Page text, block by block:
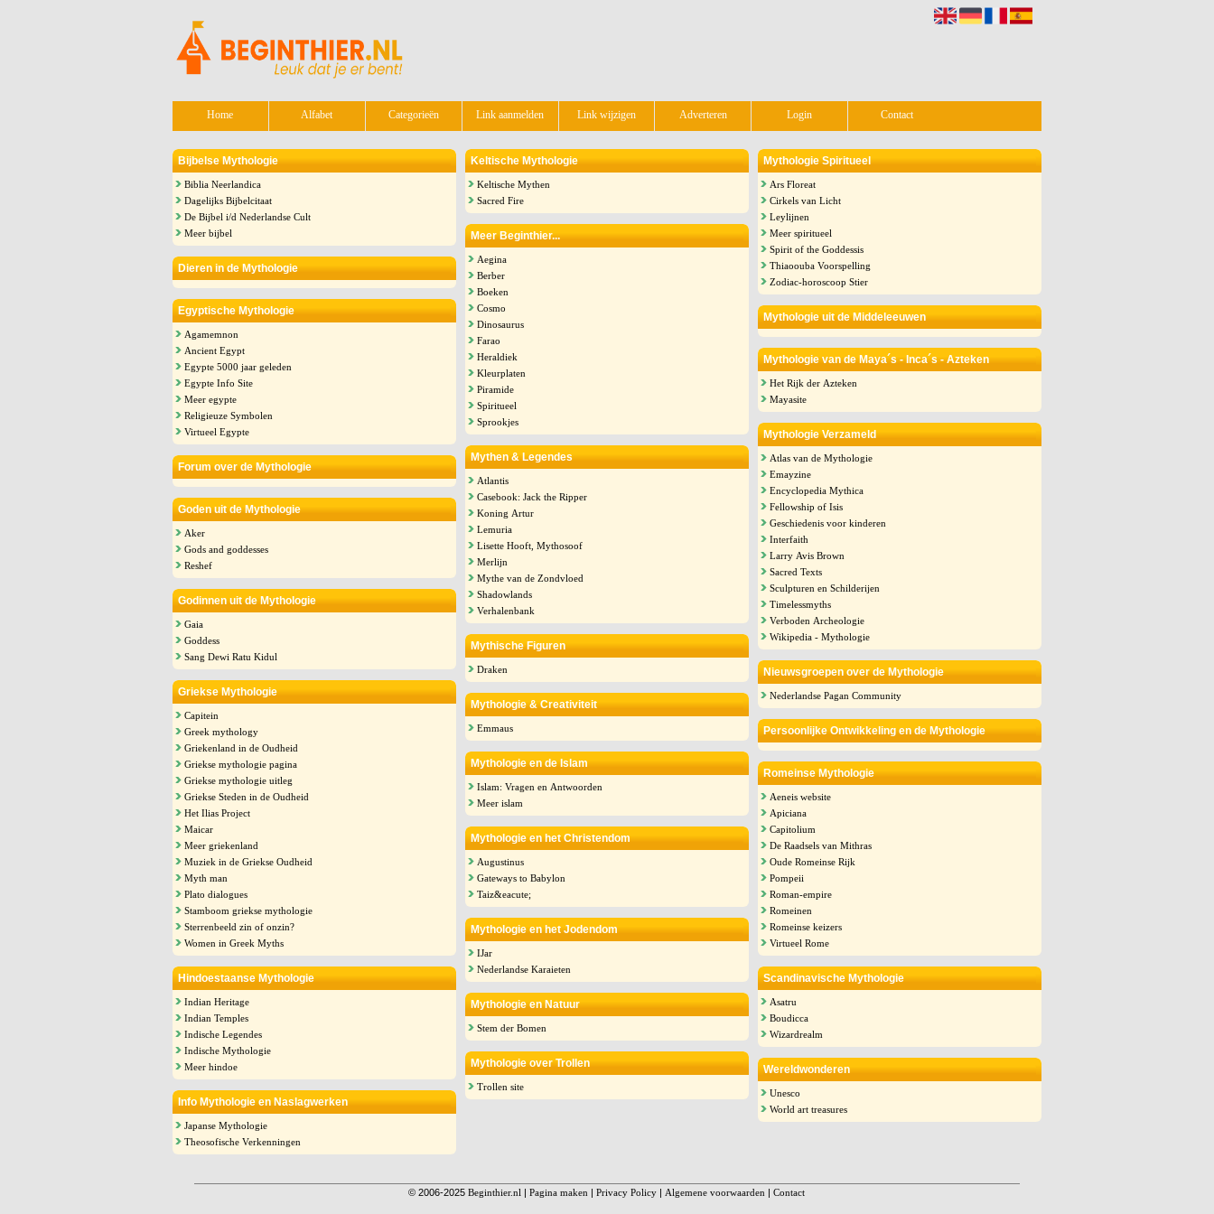
Home Alfabet Categorieën Link aanmelden Link wijzigen Adverteren Login Contact
Bijbelse Mythologie
Biblia Neerlandica
Dagelijks Bijbelcitaat
De Bijbel i/d Nederlandse Cult
Meer bijbel
Dieren in de Mythologie
Egyptische Mythologie
Agamemnon
Ancient Egypt
Egypte 5000 jaar geleden
Egypte Info Site
Meer egypte
Religieuze Symbolen
Virtueel Egypte
Forum over de Mythologie
Goden uit de Mythologie
Aker
Gods and goddesses
Reshef
Godinnen uit de Mythologie
Gaia
Goddess
Sang Dewi Ratu Kidul
Griekse Mythologie
Capitein
Greek mythology
Griekenland in de Oudheid
Griekse mythologie pagina
Griekse mythologie uitleg
Griekse Steden in de Oudheid
Het Ilias Project
Maicar
Meer griekenland
Muziek in de Griekse Oudheid
Myth man
Plato dialogues
Stamboom griekse mythologie
Sterrenbeeld zin of onzin?
Women in Greek Myths
Hindoestaanse Mythologie
Indian Heritage
Indian Temples
Indische Legendes
Indische Mythologie
Meer hindoe
Info Mythologie en Naslagwerken
Japanse Mythologie
Theosofische Verkenningen
Keltische Mythologie
Keltische Mythen
Sacred Fire
Meer Beginthier...
Aegina
Berber
Boeken
Cosmo
Dinosaurus
Farao
Heraldiek
Kleurplaten
Piramide
Spiritueel
Sprookjes
Mythen & Legendes
Atlantis
Casebook: Jack the Ripper
Koning Artur
Lemuria
Lisette Hooft, Mythosoof
Merlijn
Mythe van de Zondvloed
Shadowlands
Verhalenbank
Mythische Figuren
Draken
Mythologie & Creativiteit
Emmaus
Mythologie en de Islam
Islam: Vragen en Antwoorden
Meer islam
Mythologie en het Christendom
Augustinus
Gateways to Babylon
Taiz&eacute;
Mythologie en het Jodendom
IJar
Nederlandse Karaieten
Mythologie en Natuur
Stem der Bomen
Mythologie over Trollen
Trollen site
Mythologie Spiritueel
Ars Floreat
Cirkels van Licht
Leylijnen
Meer spiritueel
Spirit of the Goddessis
Thiaoouba Voorspelling
Zodiac-horoscoop Stier
Mythologie uit de Middeleeuwen
Mythologie van de Maya´s - Inca´s - Azteken
Het Rijk der Azteken
Mayasite
Mythologie Verzameld
Atlas van de Mythologie
Emayzine
Encyclopedia Mythica
Fellowship of Isis
Geschiedenis voor kinderen
Interfaith
Larry Avis Brown
Sacred Texts
Sculpturen en Schilderijen
Timelessmyths
Verboden Archeologie
Wikipedia - Mythologie
Nieuwsgroepen over de Mythologie
Nederlandse Pagan Community
Persoonlijke Ontwikkeling en de Mythologie
Romeinse Mythologie
Aeneis website
Apiciana
Capitolium
De Raadsels van Mithras
Oude Romeinse Rijk
Pompeii
Roman-empire
Romeinen
Romeinse keizers
Virtueel Rome
Scandinavische Mythologie
Asatru
Boudicca
Wizardrealm
Wereldwonderen
Unesco
World art treasures
© 2006-2025Beginthier.nl |Pagina maken |Privacy Policy | Algemene voorwaarden |Contact